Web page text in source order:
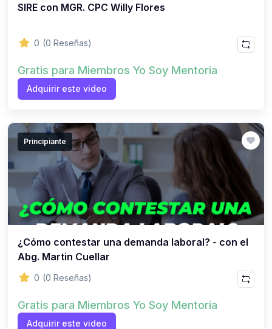
SIRE con MGR. CPC Willy Flores
0 (0 Reseñas)
Gratis para Miembros Yo Soy Mentoria
Adquirir este video
Principiante
¿Cómo contestar una demanda laboral? - con el
Abg. Martin Cuellar
0 (0 Reseñas)
Gratis para Miembros Yo Soy Mentoria
Adquirir este video